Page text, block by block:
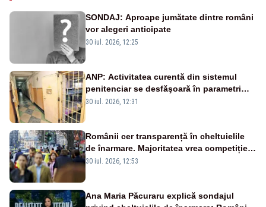
SONDAJ: Aproape jumătate dintre români
vor alegeri anticipate
30 iul. 2026, 12:25
ANP: Activitatea curentă din sistemul
penitenciar se desfăşoară în parametri
normali
30 iul. 2026, 12:31
Românii cer transparență în cheltuielile
de înarmare. Majoritatea vrea competiție
reală și industrie locală – SONDAJ
30 iul. 2026, 12:53
Ana Maria Păcuraru explică sondajul